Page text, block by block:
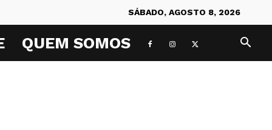
SÁBADO, AGOSTO 8, 2026
QUEM SOMOS